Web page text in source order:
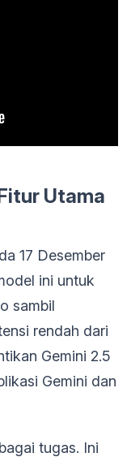
Utama
17 Desember
ini untuk
sambil
rendah dari
Gemini 2.5
Gemini dan
tugas. Ini